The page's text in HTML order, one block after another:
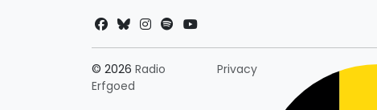
© 2026 Radio
Erfgoed
PrivacyLandkeuze